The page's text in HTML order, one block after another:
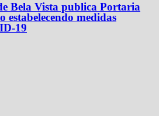
Bela Vista publica Portaria
estabelecendo medidas
19